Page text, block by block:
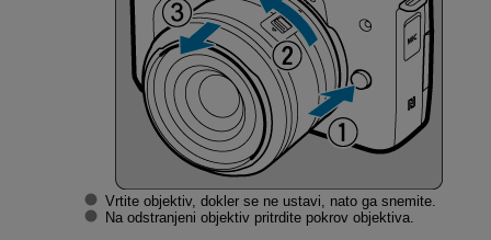
Vrtite objektiv, dokler se ne ustavi, nato ga snemite.
Na odstranjeni objektiv pritrdite pokrov objektiva.